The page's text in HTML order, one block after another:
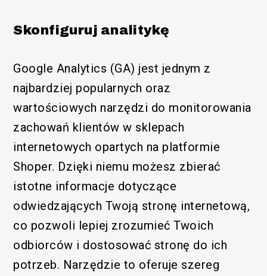
Skonfiguruj analitykę
Google Analytics (GA) jest jednym z
najbardziej popularnych oraz
wartościowych narzędzi do monitorowania
zachowań klientów w sklepach
internetowych opartych na platformie
Shoper. Dzięki niemu możesz zbierać
istotne informacje dotyczące
odwiedzających Twoją stronę internetową,
co pozwoli lepiej zrozumieć Twoich
odbiorców i dostosować stronę do ich
potrzeb. Narzędzie to oferuje szereg